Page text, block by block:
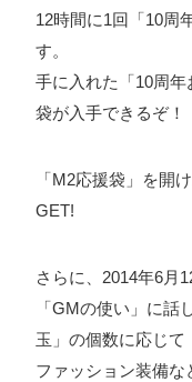
プライバシーポリシー
ソーシャルメディアガ
12時間に1回「10周
す。
手に入れた「10周
袋が入手できるぞ！
「M2応援袋」を開
GET!
さらに、2014年6月
「GMの使い」に話
玉」の個数に応じて
ファッション装備な